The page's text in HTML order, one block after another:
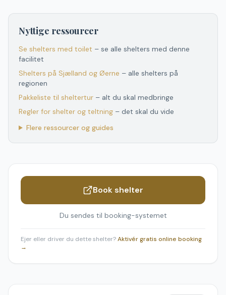
Nyttige ressourcer
Se shelters med toilet – se alle shelters med denne
facilitet
Shelters på Sjælland og Øerne – alle shelters på
regionen
Pakkeliste til sheltertur – alt du skal medbringe
Regler for shelter og teltning – det skal du vide
Flere ressourcer og guides
Book shelter
Du sendes til booking-systemet
Ejer eller driver du dette shelter?Aktivér gratis online booking
→